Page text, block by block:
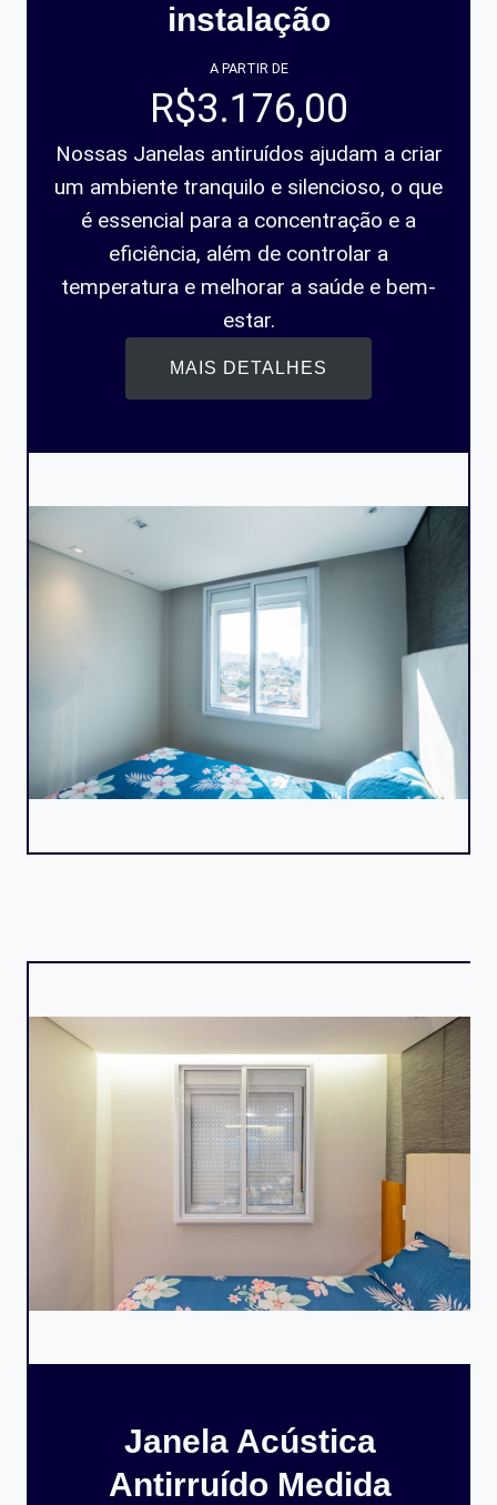
instalação
A PARTIR DE
R$3.176,00
Nossas Janelas antiruídos ajudam a criar
um ambiente tranquilo e silencioso, o que
é essencial para a concentração e a
eficiência, além de controlar a
temperatura e melhorar a saúde e bem-
estar.
MAIS DETALHES
Janela Acústica
Antirruído Medida